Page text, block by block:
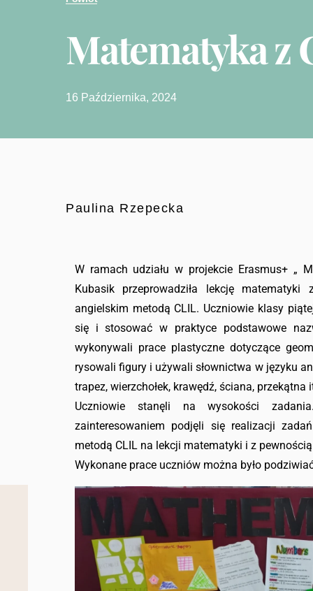
Matematyka z
16 Października, 2024
Paulina Rzepecka
W ramach udziału w projekcie Erasmus+ „
Kubasik przeprowadziła lekcję
angielskim metodą CLIL. Uczniowie klasy
się i stosować w praktyce podstawowe
wykonywali prace plastyczne dotyczące
rysowali figury i używali słownictwa w języku
trapez, wierzchołek, krawędź, ściana, przekątna
Uczniowie stanęli na wysokości
zainteresowaniem podjęli się realizacji
metodą CLIL na lekcji matematyki i z
Wykonane prace uczniów można było